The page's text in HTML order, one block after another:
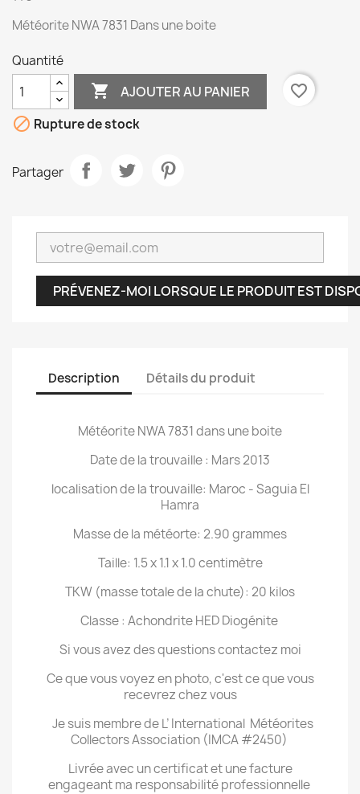
Météorite NWA 7831 Dans une boite
Quantité
 AJOUTER AU PANIER
favorite_border
 Rupture de stock
Partager
PRÉVENEZ-MOI LORSQUE LE PRODUIT EST
Description Détails du produit
Météorite NWA 7831 dans une boite
Date de la trouvaille : Mars 2013
localisation de la trouvaille: Maroc - Saguia El
Hamra
Masse de la météorte: 2.90 grammes
Taille: 1.5 x 1.1 x 1.0 centimètre
TKW (masse totale de la chute): 20 kilos
Classe : Achondrite HED Diogénite
Si vous avez des questions contactez moi
Ce que vous voyez en photo, c'est ce que vous
recevrez chez vous
Je suis membre de L’ International Météorites
Collectors Association (IMCA #2450)
Livrée avec un certificat et une facture
engageant ma responsabilité professionnelle